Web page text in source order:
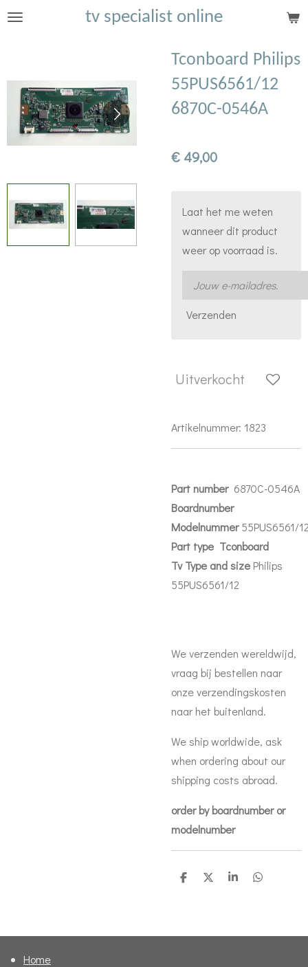
Ga
hoofdinhoud
tv specialist online
Tconboard Philips
55PUS6561/12
6870C-0546A
€ 49,00
Laat het me weten
wanneer dit product
weer op voorraad is.
Verzenden
Uitverkocht
Artikelnummer: 1823
Part number 6870C-0546A
Boardnumber
Modelnummer55PUS6561/
Part type Tconboard
Tv Type and size Philips
55PUS6561/12
We verzenden wereldwijd,
vraag bij bestellen naar
onze verzendingskosten
naar het buitenland.
We ship worldwide, ask
when ordering about our
shipping costs abroad.
order by boardnumber or
modelnumber
D
D
S
D
Home